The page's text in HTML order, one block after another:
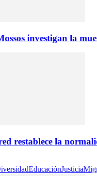
investigan la
restablece la
EducaciónJusticia